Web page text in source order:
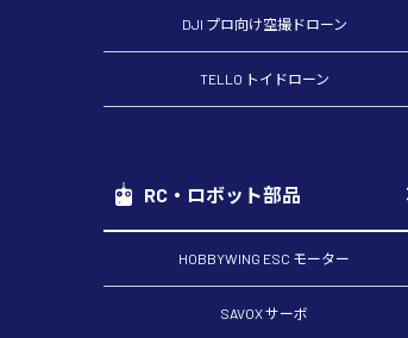
DJI プロ向け空撮ドローン
TELLO トイドローン
RC・ロボット部品
HOBBYWING ESC モーター
SAVOX サーボ